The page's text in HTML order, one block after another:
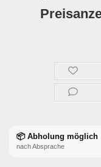
📦 Abholung möglich
nach Absprache